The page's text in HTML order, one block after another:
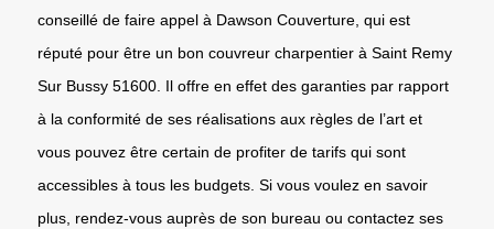
conseillé de faire appel à Dawson Couverture, qui est
réputé pour être un bon couvreur charpentier à Saint Remy
Sur Bussy 51600. Il offre en effet des garanties par rapport
à la conformité de ses réalisations aux règles de l’art et
vous pouvez être certain de profiter de tarifs qui sont
accessibles à tous les budgets. Si vous voulez en savoir
plus, rendez-vous auprès de son bureau ou contactez ses